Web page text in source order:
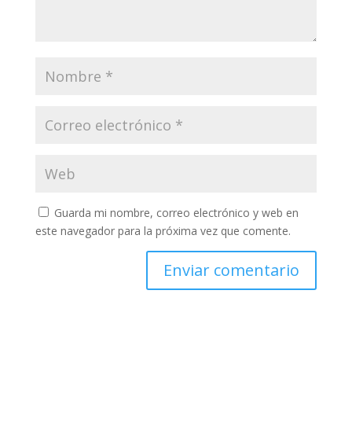
Guarda mi nombre, correo electrónico y web en
este navegador para la próxima vez que comente.